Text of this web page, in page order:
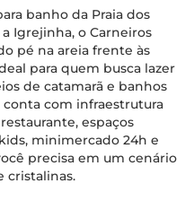
banho da Praia dos
Igrejinha, o Carneiros
pé na areia frente às
para quem busca lazer
de catamarã e banhos
com infraestrutura
espaços
minimercado 24h e
precisa em um cenário
cristalinas.